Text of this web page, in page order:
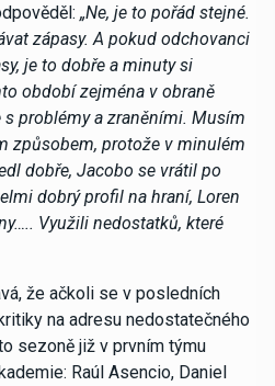
„Ne, je to pořád stejné.
zápasy. A pokud odchovanci
je to dobře a minuty si
období zejména v obraně
problémy a zraněními. Musím
způsobem, protože v minulém
dobře, Jacobo se vrátil po
dobrý profil na hraní, Loren
Využili nedostatků, které
že ačkoli se v posledních
na adresu nedostatečného
sezoně již v prvním týmu
Raúl Asencio, Daniel